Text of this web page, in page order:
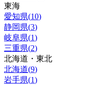
東海
愛知県(10)
静岡県(3)
岐阜県(1)
三重県(2)
北海道・東北
北海道(9)
岩手県(1)